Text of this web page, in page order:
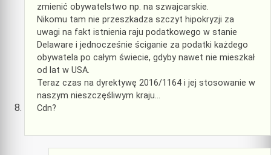
zmienić obywatelstwo np. na szwajcarskie.
Nikomu tam nie przeszkadza szczyt hipokryzji za
uwagi na fakt istnienia raju podatkowego w stanie
Delaware i jednocześnie ściganie za podatki każdego
obywatela po całym świecie, gdyby nawet nie mieszkał
od lat w USA.
Teraz czas na dyrektywę 2016/1164 i jej stosowanie w
naszym nieszczęśliwym kraju…
Cdn?